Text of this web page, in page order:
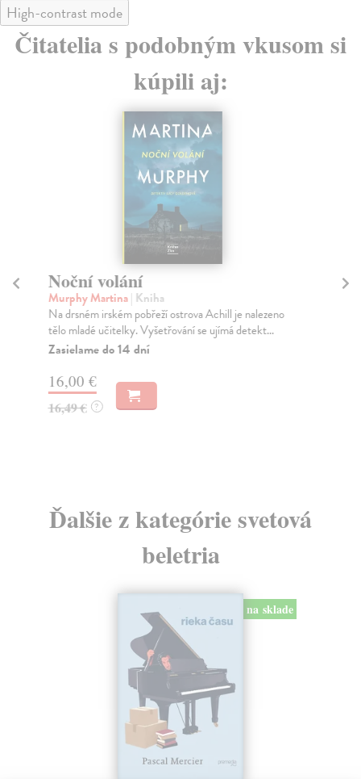
High-contrast mode
Čitatelia s podobným vkusom si
kúpili aj:
Noční volání
Murphy Martina| Kniha
Na drsném irském pobřeží ostrova Achill je nalezeno
tělo mladé učitelky. Vyšetřování se ujímá detekt...
Zasielame do 14 dní
16,00 €
16,49 € ?
Ďalšie z kategórie svetová
beletria
na sklade